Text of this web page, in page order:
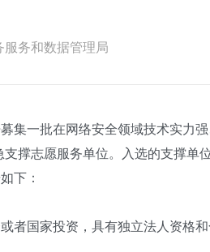
服务和数据管理局
一批在网络安全领域技术实力
撑志愿服务单位。入选的支撑单
下：
国家投资，具有独立法人资格